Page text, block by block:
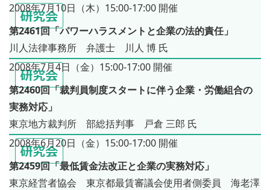
2008年7月10日（木）15:00-17:00 開催
第2461回「パワーハラスメントと企業の法的責任」
川人法律事務所 弁護士 川人 博 氏
2008年7月4日（金）15:00-17:00 開催
第2460回「裁判員制度スタートに伴う企業・労働組合の
実務対応」
東京地方裁判所 部総括判事 戸倉 三郎 氏
2008年6月20日（金）15:00-17:00 開催
第2459回「最低賃金法改正と企業の実務対応」
東京経営者協会 東京都最賃審議会使用者側委員 海老澤